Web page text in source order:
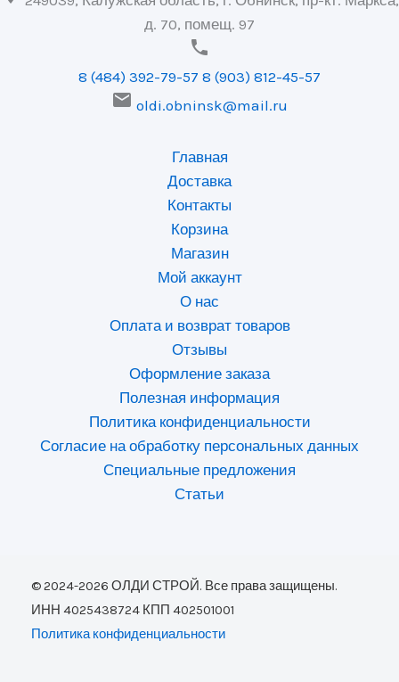
д. 70, помещ. 97

8 (484) 392-79-57 8 (903) 812-45-57
 oldi.obninsk@mail.ru
Главная
Доставка
Контакты
Корзина
Магазин
Мой аккаунт
О нас
Оплата и возврат товаров
Отзывы
Оформление заказа
Полезная информация
Политика конфиденциальности
Согласие на обработку персональных данных
Специальные предложения
Статьи
© 2024-2026 ОЛДИ СТРОЙ. Все права защищены.
ИНН 4025438724 КПП 402501001
Политика конфиденциальности